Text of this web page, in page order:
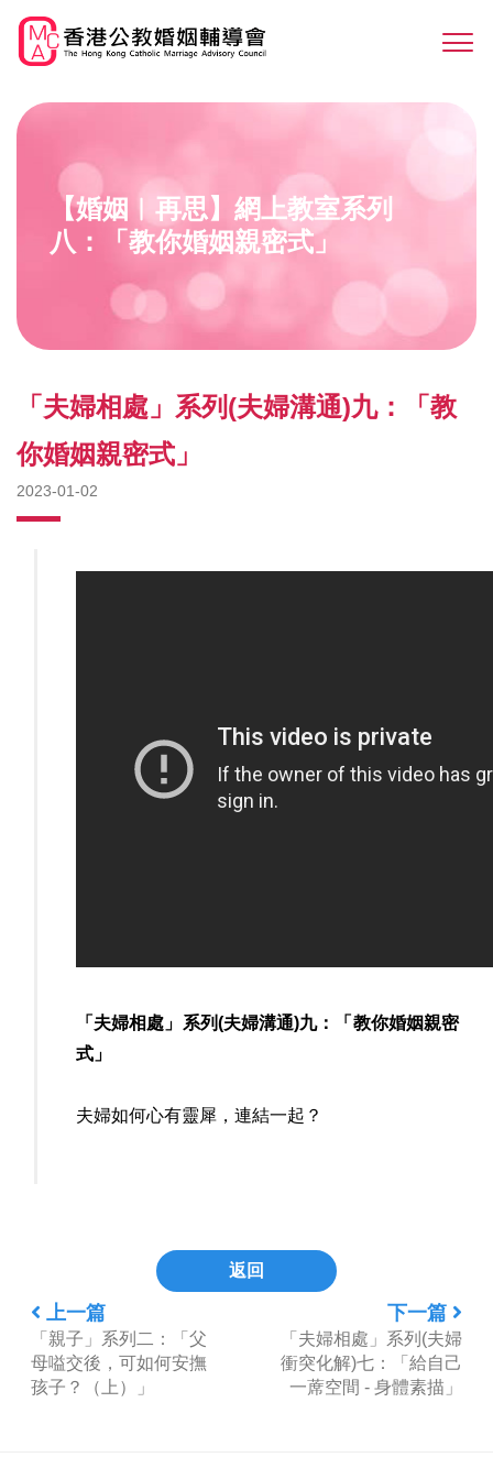
main
【婚姻︳再思】網上教室系列
八：「教你婚姻親密式」
「夫婦相處」系列(夫婦溝通)九：「教
你婚姻親密式」
2023-01-02
「夫婦相處」系列(夫婦溝通)九：「教你婚姻親密
式」
夫婦如何心有靈犀，連結一起？
上一篇
「親子」系列二：「父
母嗌交後，可如何安撫
孩子？（上）」
返回
下一篇
「夫婦相處」系列(夫婦
衝突化解)七：「給自己
一蓆空間 - 身體素描」